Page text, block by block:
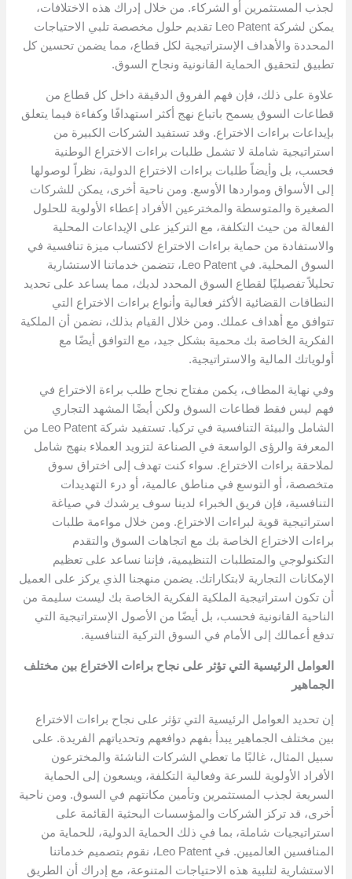
لجذب المستثمرين أو الشركاء. من خلال إدراك هذه الاختلافات،
يمكن لشركة Leo Patent تقديم حلول مخصصة تلبي الاحتياجات
المحددة والأهداف الإستراتيجية لكل قطاع، مما يضمن تحسين كل
تطبيق لتحقيق الحماية القانونية ونجاح السوق.
علاوة على ذلك، فإن فهم الفروق الدقيقة داخل كل قطاع من
قطاعات السوق يسمح باتباع نهج أكثر استهدافًا وكفاءة فيما يتعلق
بإيداعات براءات الاختراع. وقد تستفيد الشركات الكبيرة من
استراتيجية شاملة لا تشمل طلبات براءات الاختراع الوطنية
فحسب، بل وأيضاً طلبات براءات الاختراع الدولية، نظراً لوصولها
إلى الأسواق ومواردها الأوسع. ومن ناحية أخرى، يمكن للشركات
الصغيرة والمتوسطة والمخترعين الأفراد إعطاء الأولوية للحلول
الفعالة من حيث التكلفة، مع التركيز على الإيداعات المحلية
والاستفادة من حماية براءات الاختراع لاكتساب ميزة تنافسية في
السوق المحلية. في Leo Patent، تتضمن خدماتنا الاستشارية
تحليلاً تفصيليًا لقطاع السوق المحدد لديك، مما يساعد على تحديد
النطاقات القضائية الأكثر فعالية وأنواع براءات الاختراع التي
تتوافق مع أهداف عملك. ومن خلال القيام بذلك، نضمن أن الملكية
الفكرية الخاصة بك محمية بشكل جيد، مع التوافق أيضًا مع
أولوياتك المالية والاستراتيجية.
وفي نهاية المطاف، يكمن مفتاح نجاح طلب براءة الاختراع في
فهم ليس فقط قطاعات السوق ولكن أيضًا المشهد التجاري
الشامل والبيئة التنافسية في تركيا. تستفيد شركة Leo Patent من
المعرفة والرؤى الواسعة في الصناعة لتزويد العملاء بنهج شامل
لملاحقة براءات الاختراع. سواء كنت تهدف إلى اختراق سوق
متخصصة، أو التوسع في مناطق عالمية، أو درء التهديدات
التنافسية، فإن فريق الخبراء لدينا سوف يرشدك في صياغة
استراتيجية قوية لبراءات الاختراع. ومن خلال مواءمة طلبات
براءات الاختراع الخاصة بك مع اتجاهات السوق والتقدم
التكنولوجي والمتطلبات التنظيمية، فإننا نساعد على تعظيم
الإمكانات التجارية لابتكاراتك. يضمن منهجنا الذي يركز على العميل
أن تكون استراتيجية الملكية الفكرية الخاصة بك ليست سليمة من
الناحية القانونية فحسب، بل أيضًا من الأصول الإستراتيجية التي
تدفع أعمالك إلى الأمام في السوق التركية التنافسية.
العوامل الرئيسية التي تؤثر على نجاح براءات الاختراع بين مختلف
الجماهير
إن تحديد العوامل الرئيسية التي تؤثر على نجاح براءات الاختراع
بين مختلف الجماهير يبدأ بفهم دوافعهم وتحدياتهم الفريدة. على
سبيل المثال، غالبًا ما تعطي الشركات الناشئة والمخترعون
الأفراد الأولوية للسرعة وفعالية التكلفة، ويسعون إلى الحماية
السريعة لجذب المستثمرين وتأمين مكانتهم في السوق. ومن ناحية
أخرى، قد تركز الشركات والمؤسسات البحثية القائمة على
استراتيجيات شاملة، بما في ذلك الحماية الدولية، للحماية من
المنافسين العالميين. في Leo Patent، نقوم بتصميم خدماتنا
الاستشارية لتلبية هذه الاحتياجات المتنوعة، مع إدراك أن الطريق